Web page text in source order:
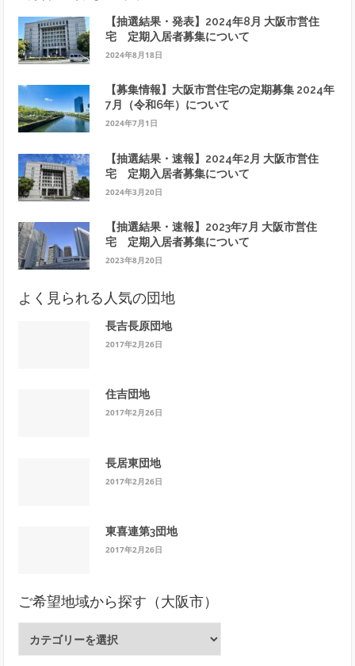
【抽選結果・発表】2024年8月 大阪市営住
宅 定期入居者募集について
2024年8月18日
【募集情報】大阪市営住宅の定期募集 2024年
7月（令和6年）について
2024年7月1日
【抽選結果・速報】2024年2月 大阪市営住
宅 定期入居者募集について
2024年3月20日
【抽選結果・速報】2023年7月 大阪市営住
宅 定期入居者募集について
2023年8月20日
よく見られる人気の団地
長吉長原団地
2017年2月26日
住吉団地
2017年2月26日
長居東団地
2017年2月26日
東喜連第3団地
2017年2月26日
ご希望地域から探す（大阪市）